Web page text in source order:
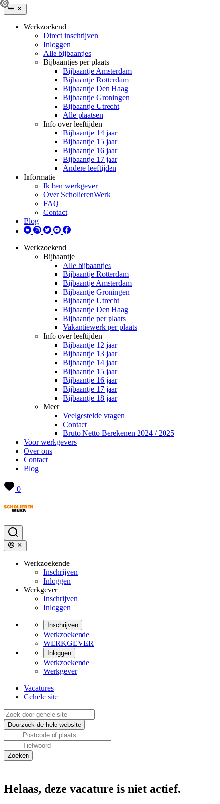
Werkzoekend
Direct inschrijven
Inloggen
Alle bijbaantjes
Bijbaantjes per plaats
Bijbaantje Amsterdam
Bijbaantje Rotterdam
Bijbaantje Den Haag
Bijbaantje Groningen
Bijbaantje Utrecht
Alle plaatsen
Info over leeftijden
Bijbaantje 14 jaar
Bijbaantje 15 jaar
Bijbaantje 16 jaar
Bijbaantje 17 jaar
Andere leeftijden
Informatie
Ik ben werkgever
Over ScholierenWerk
FAQ
Contact
Blog
Werkzoekend
Bijbaantje
Alle bijbaantjes
Bijbaantje Rotterdam
Bijbaantje Amsterdam
Bijbaantje Groningen
Bijbaantje Utrecht
Bijbaantje Den Haag
Bijbaantje per plaats
Vakantiewerk per plaats
Info over leeftijden
Bijbaantje 12 jaar
Bijbaantje 13 jaar
Bijbaantje 14 jaar
Bijbaantje 15 jaar
Bijbaantje 16 jaar
Bijbaantje 17 jaar
Bijbaantje 18 jaar
Meer
Veelgestelde vragen
Contact
Bruto Netto Berekenen 2024 / 2025
Voor werkgevers
Over ons
Contact
Blog
0
Werkzoekende
Inschrijven
Inloggen
Werkgever
Inschrijven
Inloggen
Inschrijven
Werkzoekende
WERKGEVER
Inloggen
Werkzoekende
Werkgever
Vacatures
Gehele site
Helaas, deze vacature is niet actief.